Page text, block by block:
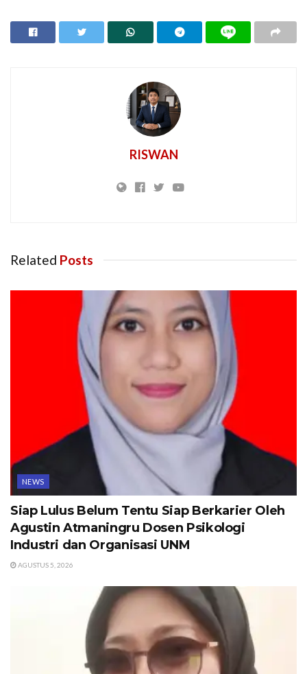
RISWAN
Related Posts
NEWS
Siap Lulus Belum Tentu Siap Berkarier Oleh
Agustin Atmaningru Dosen Psikologi
Industri dan Organisasi UNM
AGUSTUS 5, 2026